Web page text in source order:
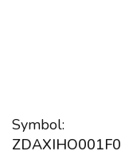
Symbol:
ZDAXIHO001F0